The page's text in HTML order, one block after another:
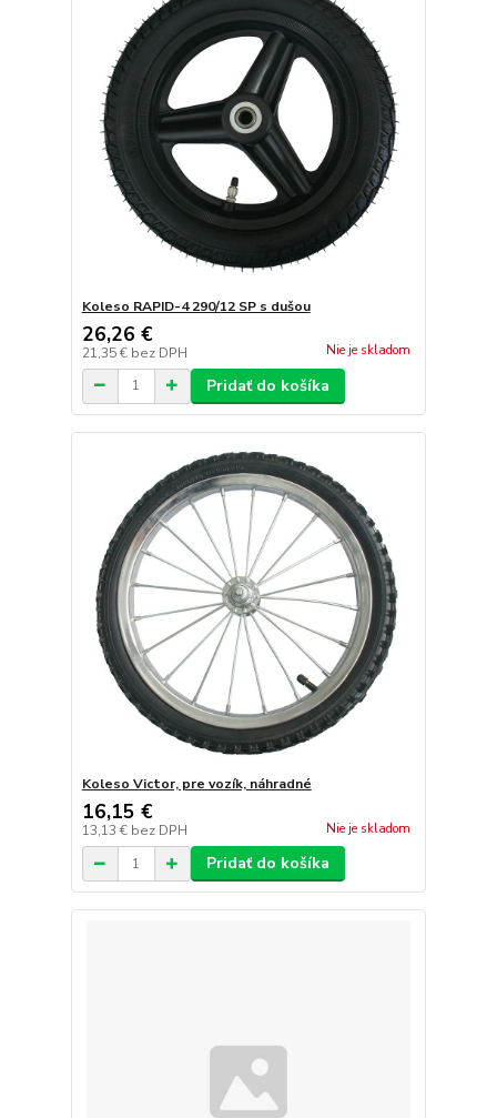
Koleso RAPID-4 290/12 SP s dušou
26,26 €
21,35 € bez DPH Nie je skladom
Pridať do košíka
Koleso Victor, pre vozík, náhradné
16,15 €
13,13 € bez DPH Nie je skladom
Pridať do košíka